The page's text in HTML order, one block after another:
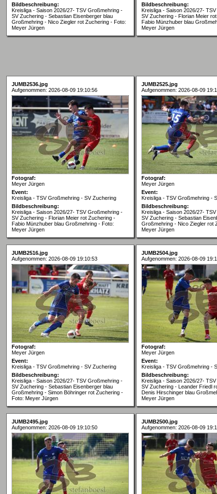
Bildbeschreibung:
Kreisliga - Saison 2026/27- TSV Großmehring -
SV Zuchering - Sebastian Eisenberger blau
Großmehring - Nico Ziegler rot Zuchering - Foto:
Meyer Jürgen
Bildbeschreibung:
Kreisliga - Saison 2026/27-
SV Zuchering - Florian Meier
Fabio Münzhuber blau
Meyer Jürgen
JUMB2536.jpg
Aufgenommen: 2026-08-09 19:10:56
Fotograf:
Meyer Jürgen
Event:
Kreisliga - TSV Großmehring - SV Zuchering
Bildbeschreibung:
Kreisliga - Saison 2026/27- TSV Großmehring -
SV Zuchering - Florian Meier rot Zuchering -
Fabio Münzhuber blau Großmehring - Foto:
Meyer Jürgen
JUMB2525.jpg
Aufgenommen: 2026-08-09
Fotograf:
Meyer Jürgen
Event:
Kreisliga - TSV Großmehring -
Bildbeschreibung:
Kreisliga - Saison 2026/27-
SV Zuchering - Sebastian
Großmehring - Nico Ziegler rot
Meyer Jürgen
JUMB2516.jpg
Aufgenommen: 2026-08-09 19:10:53
Fotograf:
Meyer Jürgen
Event:
Kreisliga - TSV Großmehring - SV Zuchering
Bildbeschreibung:
Kreisliga - Saison 2026/27- TSV Großmehring -
SV Zuchering - Sebastian Eisenberger blau
Großmehring - Simon Böhringer rot Zuchering -
Foto: Meyer Jürgen
JUMB2504.jpg
Aufgenommen: 2026-08-09
Fotograf:
Meyer Jürgen
Event:
Kreisliga - TSV Großmehring -
Bildbeschreibung:
Kreisliga - Saison 2026/27-
SV Zuchering - Leander Friedl
Denis Hirschinger blau
Meyer Jürgen
JUMB2495.jpg
Aufgenommen: 2026-08-09 19:10:50
JUMB2500.jpg
Aufgenommen: 2026-08-09